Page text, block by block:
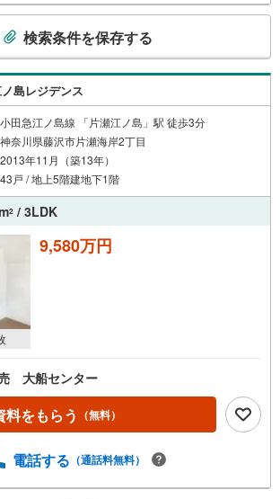
検索条件を保存する
島レジデンス
小田急江ノ島線 「片瀬江ノ島」駅 徒歩3分
神奈川県藤沢市片瀬海岸2丁目
2013年11月（築13年）
43戸 / 地上5階建地下1階
2 / 3LDK
9,580万円
大船センター
料をもらう （無料）
電話する （通話料無料）